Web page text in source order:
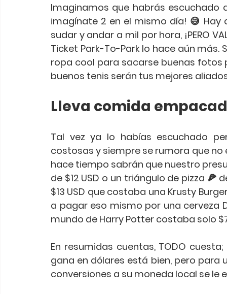
Imaginamos que habrás escuchado
imagínate 2 en el mismo día! 😅 Hay
sudar y andar a mil por hora, ¡PERO
Ticket Park-To-Park lo hace aún
ropa cool para sacarse buenas fotos
buenos tenis serán tus mejores
Lleva comida
Tal vez ya lo habías escuchado
costosas y siempre se rumora que no
hace tiempo sabrán que nuestro
de $12 USD o un triángulo de pizza 🍕
$13 USD que costaba una Krusty
a pagar eso mismo por una cerveza
mundo de Harry Potter costaba solo
En resumidas cuentas, TODO
gana en dólares está bien, pero para
conversiones a su moneda local se le